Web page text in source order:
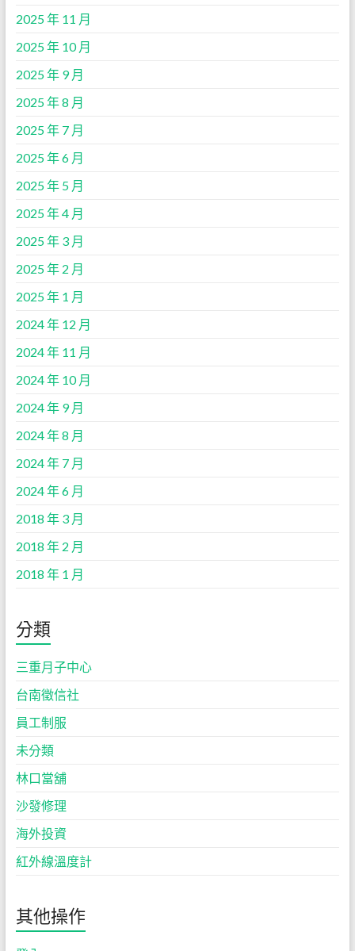
2025 年 11 月
2025 年 10 月
2025 年 9 月
2025 年 8 月
2025 年 7 月
2025 年 6 月
2025 年 5 月
2025 年 4 月
2025 年 3 月
2025 年 2 月
2025 年 1 月
2024 年 12 月
2024 年 11 月
2024 年 10 月
2024 年 9 月
2024 年 8 月
2024 年 7 月
2024 年 6 月
2018 年 3 月
2018 年 2 月
2018 年 1 月
分類
三重月子中心
台南徵信社
員工制服
未分類
林口當舖
沙發修理
海外投資
紅外線溫度計
其他操作